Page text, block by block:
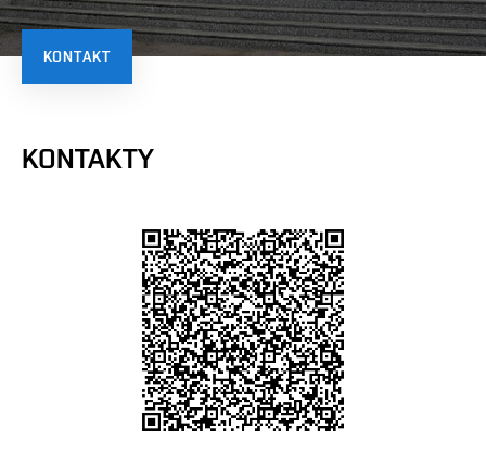
KONTAKT
KONTAKTY